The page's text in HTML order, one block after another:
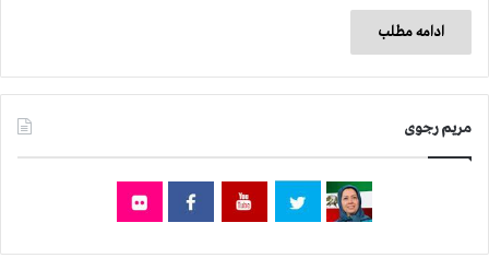
ادامه مطلب
مریم رجوی